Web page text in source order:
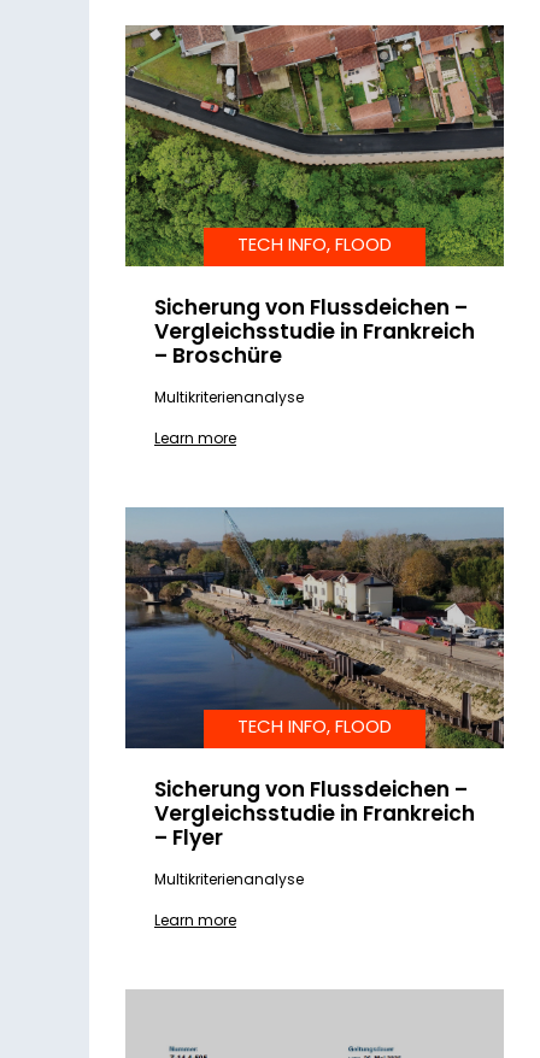
TECH INFO, FLOOD
Sicherung von Flussdeichen –
Vergleichsstudie in Frankreich
– Broschüre
Multikriterienanalyse
Learn more
TECH INFO, FLOOD
Sicherung von Flussdeichen –
Vergleichsstudie in Frankreich
– Flyer
Multikriterienanalyse
Learn more